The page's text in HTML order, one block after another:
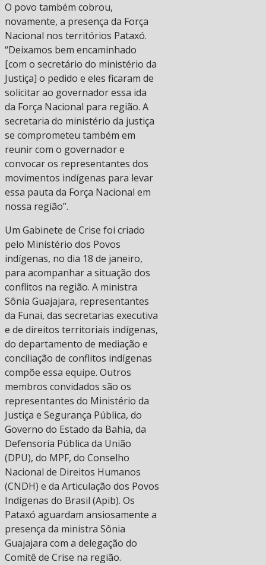
O povo também cobrou,
novamente, a presença da Força
Nacional nos territórios Pataxó.
“Deixamos bem encaminhado
[com o secretário do ministério da
Justiça] o pedido e eles ficaram de
solicitar ao governador essa ida
da Força Nacional para região. A
secretaria do ministério da justiça
se comprometeu também em
reunir com o governador e
convocar os representantes dos
movimentos indígenas para levar
essa pauta da Força Nacional em
nossa região”.
Um Gabinete de Crise foi criado
pelo Ministério dos Povos
indígenas, no dia 18 de janeiro,
para acompanhar a situação dos
conflitos na região. A ministra
Sônia Guajajara, representantes
da Funai, das secretarias executiva
e de direitos territoriais indígenas,
do departamento de mediação e
conciliação de conflitos indígenas
compõe essa equipe. Outros
membros convidados são os
representantes do Ministério da
Justiça e Segurança Pública, do
Governo do Estado da Bahia, da
Defensoria Pública da União
(DPU), do MPF, do Conselho
Nacional de Direitos Humanos
(CNDH) e da Articulação dos Povos
Indígenas do Brasil (Apib). Os
Pataxó aguardam ansiosamente a
presença da ministra Sônia
Guajajara com a delegação do
Comitê de Crise na região.